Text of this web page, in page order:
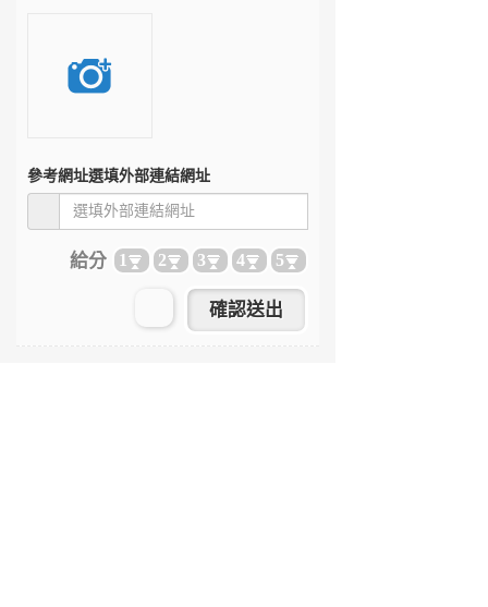
參考網址選填外部連結網址
給分 1 2 3 4 5